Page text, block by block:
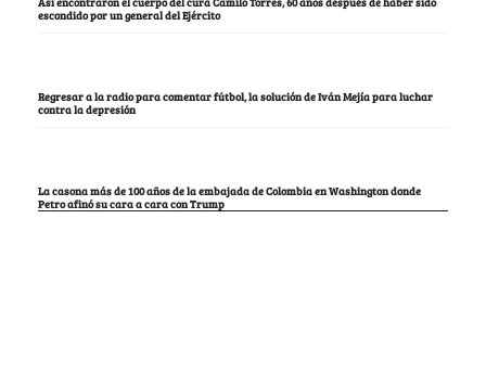
escondido por un general del Ejército
Regresar a la radio para comentar fútbol, la solución de Iván Mejía para luchar
contra la depresión
La casona más de 100 años de la embajada de Colombia en Washington donde
Petro afinó su cara a cara con Trump